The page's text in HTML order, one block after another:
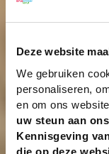
Deze website
We gebruiken
personaliseren,
en om ons
uw steun aan
Kennisgeving
die op deze